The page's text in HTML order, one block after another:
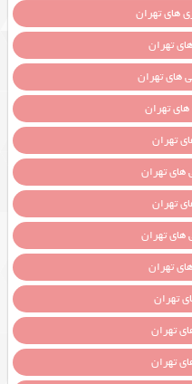
های تهران
تهران
های تهران
های تهران
تهران
های تهران
تهران
های تهران
تهران
تهران
تهران
تهران